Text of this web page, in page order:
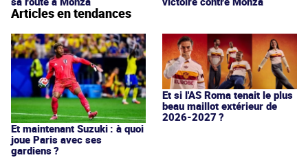
Articles en tendances
Et maintenant Suzuki : à quoi
joue Paris avec ses
gardiens ?
Et si l'AS Roma tenait le plus
beau maillot extérieur de
2026-2027 ?